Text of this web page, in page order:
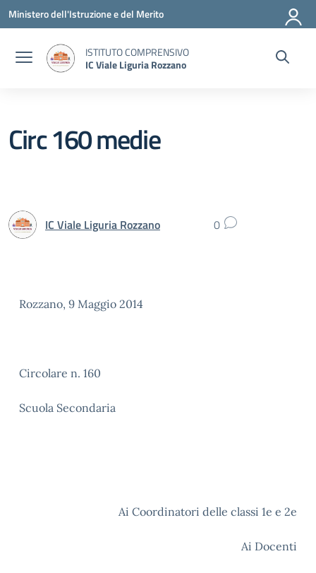
Vai ai contenuti
Vai al menu di navigazione
Vai al footer
Ministero dell'Istruzione e del Merito
ISTITUTO COMPRENSIVO
IC Viale Liguria Rozzano
Circ 160 medie
IC Viale Liguria Rozzano 0
Rozzano, 9 Maggio 2014
Circolare n. 160
Scuola Secondaria
Ai Coordinatori delle classi 1e e 2e
Ai Docenti